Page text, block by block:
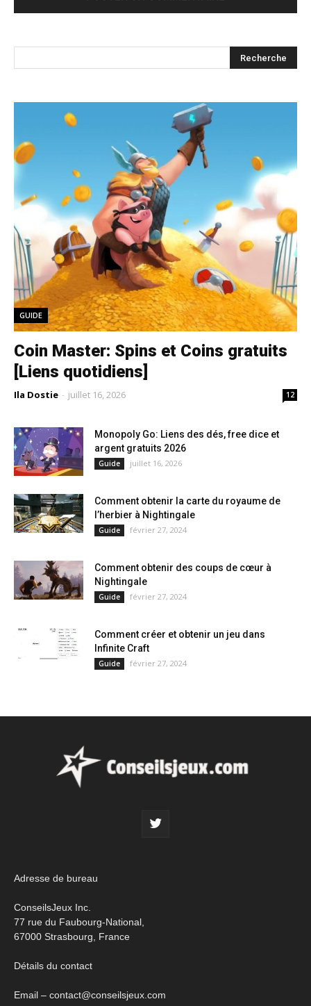
GUIDE
Coin Master: Spins et Coins gratuits
[Liens quotidiens]
Ila Dostie - juillet 16, 2026 12
Monopoly Go: Liens des dés, free dice et
argent gratuits 2026
Guide juillet 16, 2026
Comment obtenir la carte du royaume de
l’herbier à Nightingale
Guide février 27, 2024
Comment obtenir des coups de cœur à
Nightingale
Guide février 27, 2024
Comment créer et obtenir un jeu dans
Infinite Craft
Guide février 27, 2024
Adresse de bureau
ConseilsJeux Inc.
77 rue du Faubourg-National,
67000 Strasbourg, France
Détails du contact
Email – contact@conseilsjeux.com